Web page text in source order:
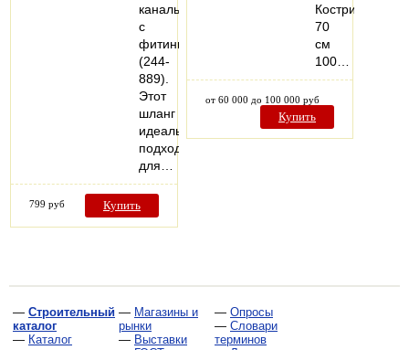
канальный,
с
фитингами
(244-
889).
Этот
шланг
идеально
подходит
для…
799 руб Купить
Кострища:
70
см
100…
от 60 000 до 100 000 руб
Купить
— Строительный
каталог
— Каталог
— Магазины и
рынки
— Выставки
— Опросы
— Словари
терминов